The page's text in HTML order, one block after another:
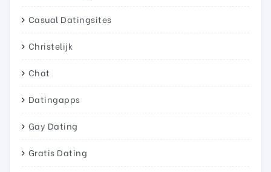
Casual Datingsites
Christelijk
Chat
Datingapps
Gay Dating
Gratis Dating